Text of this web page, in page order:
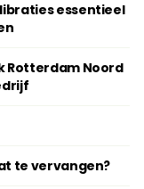
essentieel
Rotterdam Noord
te vervangen?